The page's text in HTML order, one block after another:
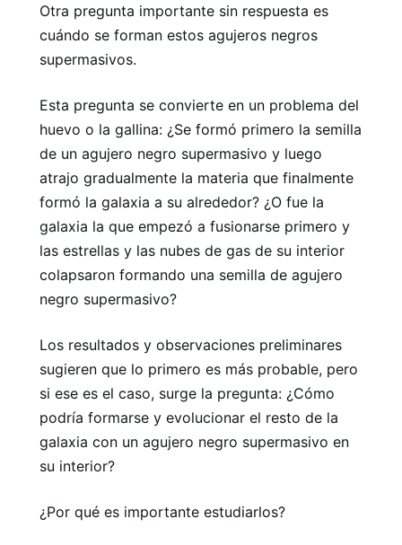
Otra pregunta importante sin respuesta es
cuándo se forman estos agujeros negros
supermasivos.
Esta pregunta se convierte en un problema del
huevo o la gallina: ¿Se formó primero la semilla
de un agujero negro supermasivo y luego
atrajo gradualmente la materia que finalmente
formó la galaxia a su alrededor? ¿O fue la
galaxia la que empezó a fusionarse primero y
las estrellas y las nubes de gas de su interior
colapsaron formando una semilla de agujero
negro supermasivo?
Los resultados y observaciones preliminares
sugieren que lo primero es más probable, pero
si ese es el caso, surge la pregunta: ¿Cómo
podría formarse y evolucionar el resto de la
galaxia con un agujero negro supermasivo en
su interior?
¿Por qué es importante estudiarlos?